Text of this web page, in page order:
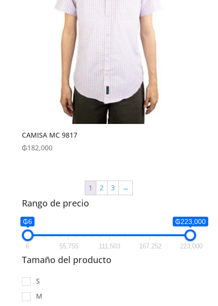
CAMISA MC 9817
₲182,000
1 2 3 →
Rango de precio
₲6 ₲223,000
6 55,755 111,503 167,252 223,000
Tamaño del producto
S
M